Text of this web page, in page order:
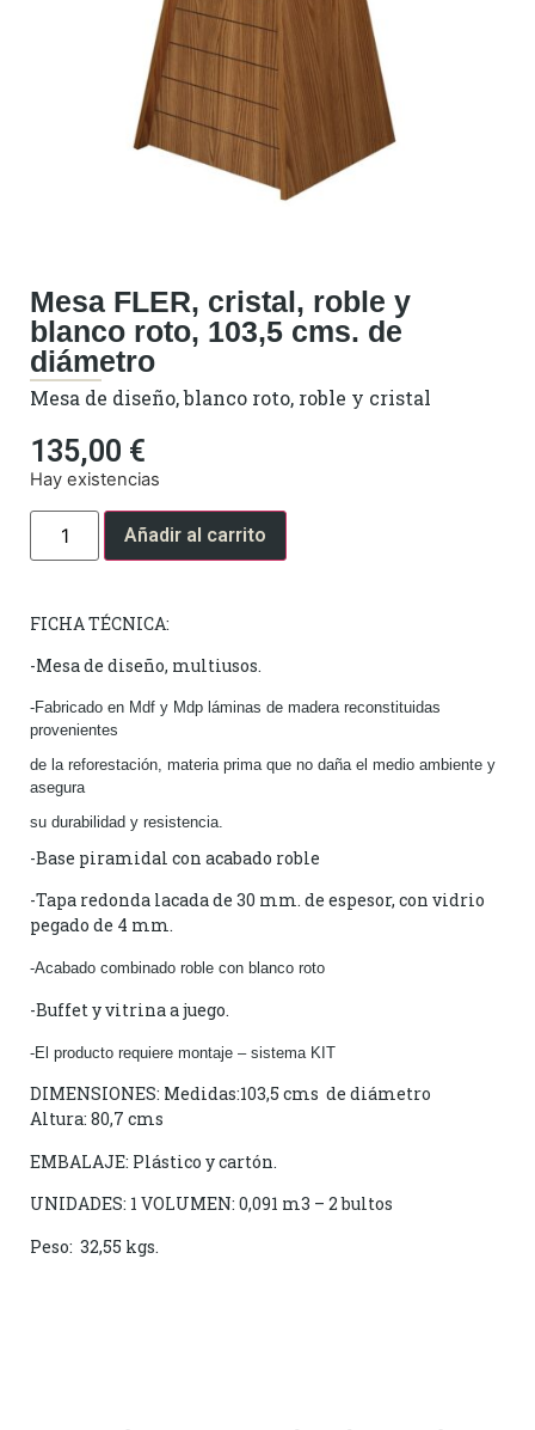
Mesa FLER, cristal, roble y
blanco roto, 103,5 cms. de
diámetro
Mesa de diseño, blanco roto, roble y cristal
135,00 €
Hay existencias
Añadir al carrito
FICHA TÉCNICA:
-Mesa de diseño, multiusos.
-Fabricado en Mdf y Mdp láminas de madera reconstituidas
provenientes
de la reforestación, materia prima que no daña el medio ambiente y
asegura
su durabilidad y resistencia.
-Base piramidal con acabado roble
-Tapa redonda lacada de 30 mm. de espesor, con vidrio
pegado de 4 mm.
-Acabado combinado roble con blanco roto
-Buffet y vitrina a juego.
-El producto requiere montaje – sistema KIT
DIMENSIONES: Medidas:103,5 cms de diámetro
Altura: 80,7 cms
EMBALAJE: Plástico y cartón.
UNIDADES: 1 VOLUMEN: 0,091 m3 – 2 bultos
Peso: 32,55 kgs.